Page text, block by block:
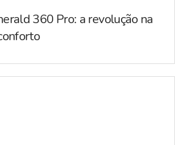
360 Pro: a revolução na